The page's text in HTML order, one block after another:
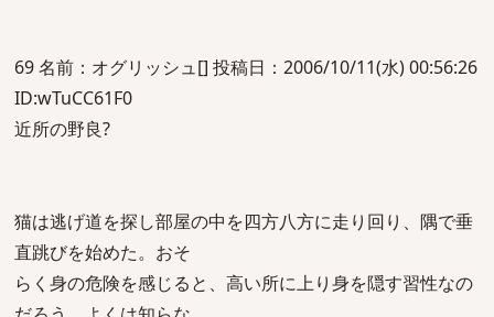
69 名前：オグリッシュ[] 投稿日：2006/10/11(水) 00:56:26
ID:wTuCC61F0
近所の野良?
猫は逃げ道を探し部屋の中を四方八方に走り回り、隅で垂
直跳びを始めた。おそ
らく身の危険を感じると、高い所に上り身を隠す習性なの